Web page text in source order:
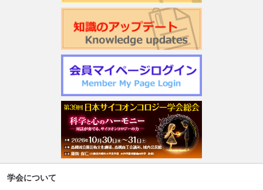
学会について